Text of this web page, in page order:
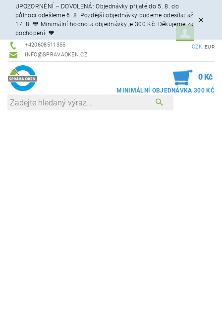
UPOZORNĚNÍ – DOVOLENÁ: Objednávky přijaté do 5. 8. do
půlnoci odešleme 6. 8. Pozdější objednávky budeme odesílat až
17. 8. 💙 Minimální hodnota objednávky je 300 Kč. Děkujeme za
pochopení. 🧡
+420608511355
INFO@SPRAVAOKEN.CZ
CZK EUR
0 Kč